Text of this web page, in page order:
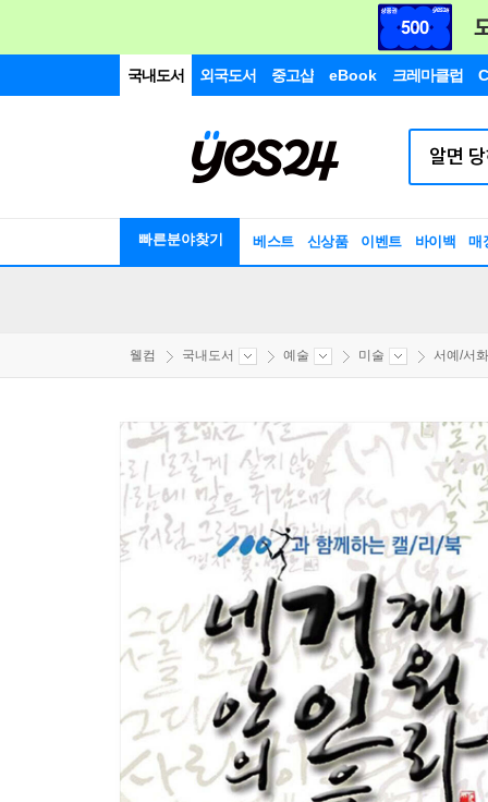
국내도서 외국도서 중고샵 eBook 크레마클럽
빠른분야찾기 베스트 신상품 이벤트 바이백 매
웰컴 국내도서 예술 미술 서예/서